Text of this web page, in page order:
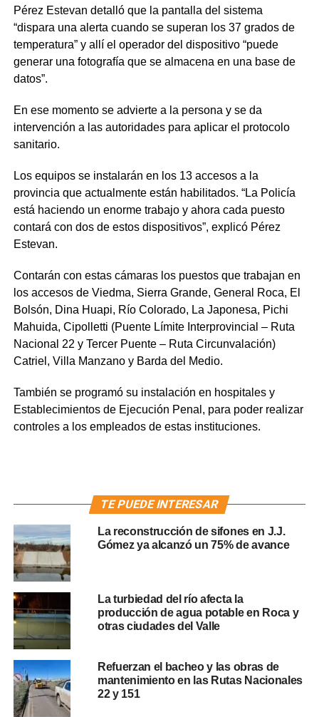
Pérez Estevan detalló que la pantalla del sistema
“dispara una alerta cuando se superan los 37 grados de
temperatura” y allí el operador del dispositivo “puede
generar una fotografía que se almacena en una base de
datos”.
En ese momento se advierte a la persona y se da
intervención a las autoridades para aplicar el protocolo
sanitario.
Los equipos se instalarán en los 13 accesos a la
provincia que actualmente están habilitados. “La Policía
está haciendo un enorme trabajo y ahora cada puesto
contará con dos de estos dispositivos”, explicó Pérez
Estevan.
Contarán con estas cámaras los puestos que trabajan en
los accesos de Viedma, Sierra Grande, General Roca, El
Bolsón, Dina Huapi, Río Colorado, La Japonesa, Pichi
Mahuida, Cipolletti (Puente Límite Interprovincial – Ruta
Nacional 22 y Tercer Puente – Ruta Circunvalación)
Catriel, Villa Manzano y Barda del Medio.
También se programó su instalación en hospitales y
Establecimientos de Ejecución Penal, para poder realizar
controles a los empleados de estas instituciones.
TE PUEDE INTERESAR
La reconstrucción de sifones en J.J.
Gómez ya alcanzó un 75% de avance
La turbiedad del río afecta la
producción de agua potable en Roca y
otras ciudades del Valle
Refuerzan el bacheo y las obras de
mantenimiento en las Rutas Nacionales
22 y 151